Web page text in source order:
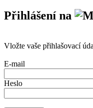
Přihlášení na
Vložte vaše přihlašovací
E-mail
Heslo